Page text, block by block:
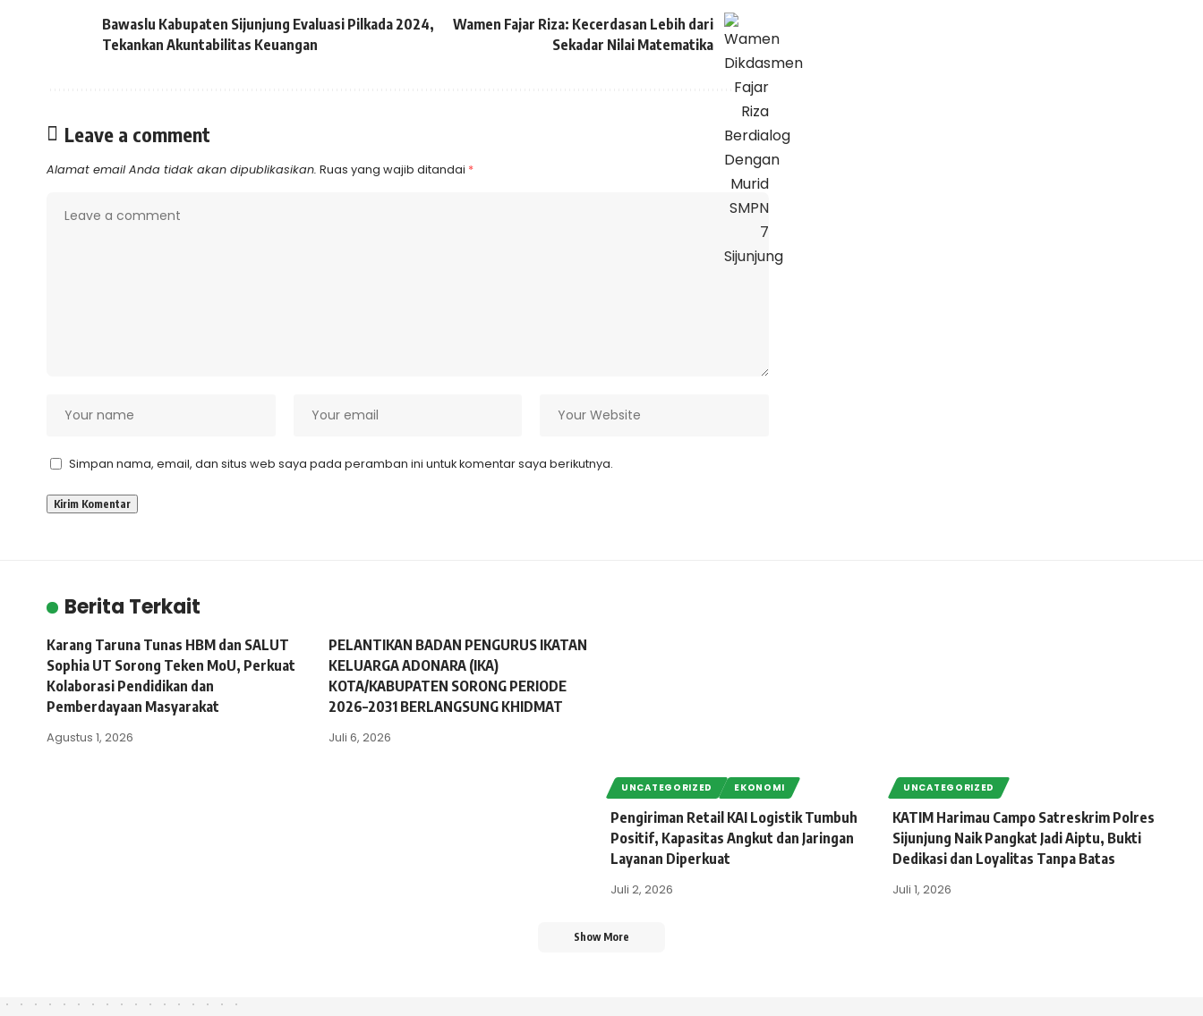
Bawaslu Kabupaten Sijunjung Evaluasi Pilkada 2024,
Tekankan Akuntabilitas Keuangan
Wamen Fajar Riza: Kecerdasan Lebih dari
Sekadar Nilai Matematika
Leave a comment
Alamat email Anda tidak akan dipublikasikan. Ruas yang wajib ditandai *
Simpan nama, email, dan situs web saya pada peramban ini untuk komentar saya berikutnya.
Berita Terkait
Karang Taruna Tunas HBM dan SALUT
Sophia UT Sorong Teken MoU, Perkuat
Kolaborasi Pendidikan dan
Pemberdayaan Masyarakat
Agustus 1, 2026
PELANTIKAN BADAN PENGURUS IKATAN
KELUARGA ADONARA (IKA)
KOTA/KABUPATEN SORONG PERIODE
2026–2031 BERLANGSUNG KHIDMAT
Juli 6, 2026
UNCATEGORIZED EKONOMI
Pengiriman Retail KAI Logistik Tumbuh
Positif, Kapasitas Angkut dan Jaringan
Layanan Diperkuat
Juli 2, 2026
UNCATEGORIZED
KATIM Harimau Campo Satreskrim Polres
Sijunjung Naik Pangkat Jadi Aiptu, Bukti
Dedikasi dan Loyalitas Tanpa Batas
Juli 1, 2026
Show More